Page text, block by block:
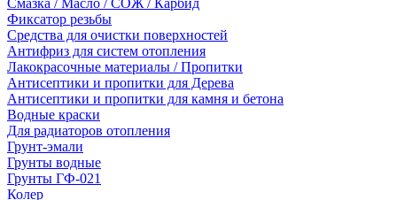
Смазка / Масло / СОЖ / Карбид
Фиксатор резьбы
Средства для очистки поверхностей
Антифриз для систем отопления
Лакокрасочные материалы / Пропитки
Антисептики и пропитки для Дерева
Антисептики и пропитки для камня и бетона
Водные краски
Для радиаторов отопления
Грунт-эмали
Грунты водные
Грунты ГФ-021
Колер